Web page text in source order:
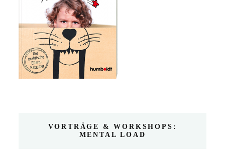
VORTRÄGE & WORKSHOPS:
MENTAL LOAD